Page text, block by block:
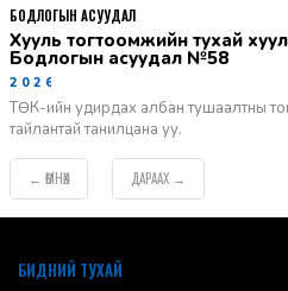
Хууль тогтоомжийн тухай хуулийн хэрэгжилт -
Бодлогын асуудал №58
2026-06-02
ТӨК-ийн удирдах албан тушаалтны
тайлантай танилцана уу.
БОДЛОГЫН АСУУДАЛ
← ӨМНӨХ ДАРААХ →
БИДНИЙ ТУХАЙ